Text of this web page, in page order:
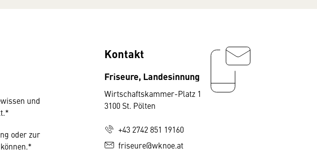
und
oder zur
Kontakt
Friseure, Landesinnung
Wirtschaftskammer-Platz 1
3100 St. Pölten
+43 2742 851 19160
friseure@wknoe.at